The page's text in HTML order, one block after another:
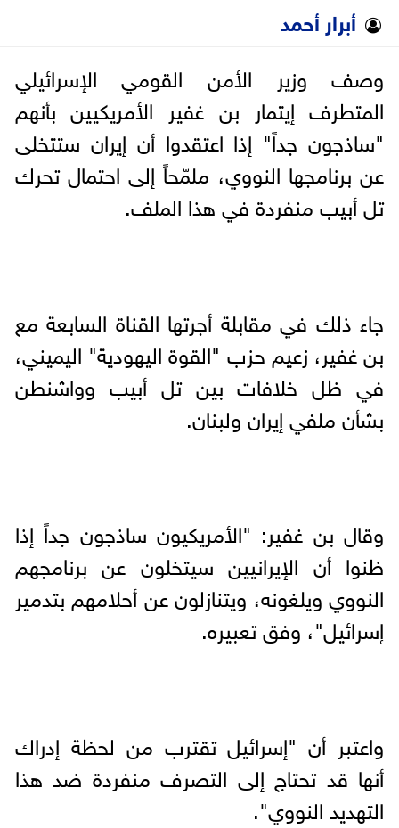
أبرار أحمد
وصف وزير الأمن القومي الإسرائيلي
المتطرف إيتمار بن غفير الأمريكيين بأنهم
"ساذجون جداً" إذا اعتقدوا أن إيران ستتخلى
عن برنامجها النووي، ملمّحاً إلى احتمال تحرك
تل أبيب منفردة في هذا الملف.
جاء ذلك في مقابلة أجرتها القناة السابعة مع
بن غفير، زعيم حزب "القوة اليهودية" اليميني،
في ظل خلافات بين تل أبيب وواشنطن
بشأن ملفي إيران ولبنان.
وقال بن غفير: "الأمريكيون ساذجون جداً إذا
ظنوا أن الإيرانيين سيتخلون عن برنامجهم
النووي ويلغونه، ويتنازلون عن أحلامهم بتدمير
إسرائيل"، وفق تعبيره.
واعتبر أن "إسرائيل تقترب من لحظة إدراك
أنها قد تحتاج إلى التصرف منفردة ضد هذا
التهديد النووي".